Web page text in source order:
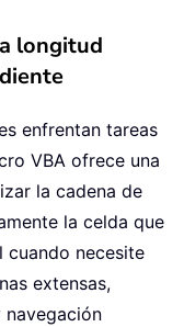
longitud
enfrentan tareas
VBA ofrece una
la cadena de
la celda que
cuando necesite
extensas,
navegación